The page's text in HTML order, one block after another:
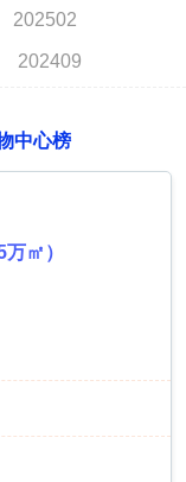
202502
202409
中心榜
㎡）